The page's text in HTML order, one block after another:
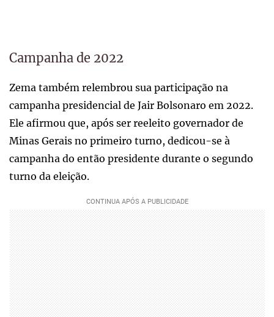
Campanha de 2022
Zema também relembrou sua participação na
campanha presidencial de Jair Bolsonaro em 2022.
Ele afirmou que, após ser reeleito governador de
Minas Gerais no primeiro turno, dedicou-se à
campanha do então presidente durante o segundo
turno da eleição.